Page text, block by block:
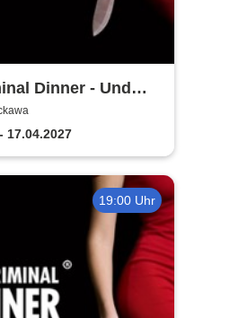
Dinner - Und
17.04.2027
19:00 Uhr